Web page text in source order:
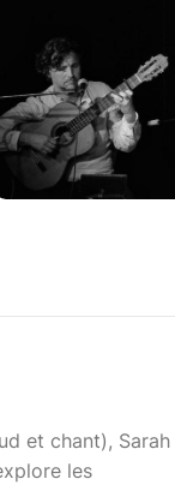
et chant), Sarah
les